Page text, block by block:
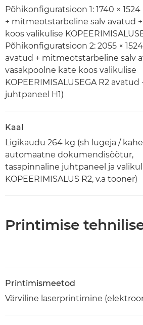
Põhikonfiguratsioon 1: 1740 ×
+ mitmeotstarbeline salv avatud
koos valikulise
Põhikonfiguratsioon 2: 2055 ×
avatud + mitmeotstarbeline salv
vasakpoolne kate koos valikulise
KOPEERIMISALUSEGA R2
juhtpaneel H1)
Kaal
Ligikaudu 264 kg (sh lugeja /
automaatne dokumendisöötur,
tasapinnaline juhtpaneel ja
KOPEERIMISALUS R2, v.a tooner)
Printimise
Printimismeetod
Värviline laserprintimine